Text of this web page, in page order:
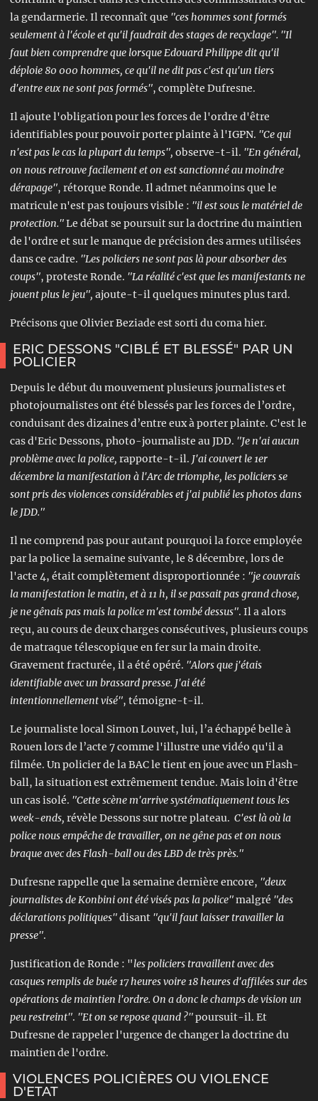
la gendarmerie. Il reconnaît que "ces hommes sont formés
seulement à l'école et qu'il faudrait des stages de recyclage". "Il
faut bien comprendre que lorsque Edouard Philippe dit qu'il
déploie 80 000 hommes, ce qu'il ne dit pas c'est qu'un tiers
d'entre eux ne sont pas formés", complète Dufresne.
Il ajoute l'obligation pour les forces de l'ordre d'être
identifiables pour pouvoir porter plainte à l'IGPN. "Ce qui
n'est pas le cas la plupart du temps", observe-t-il. "En général,
on nous retrouve facilement et on est sanctionné au moindre
dérapage", rétorque Ronde. Il admet néanmoins que le
matricule n'est pas toujours visible : "il est sous le matériel de
protection."Le débat se poursuit sur la doctrine du maintien
de l'ordre et sur le manque de précision des armes utilisées
dans ce cadre. "Les policiers ne sont pas là pour absorber des
coups", proteste Ronde. "La réalité c'est que les manifestants ne
jouent plus le jeu", ajoute-t-il quelques minutes plus tard.
Précisons que Olivier Beziade est sorti du coma hier.
ERIC DESSONS "CIBLÉ ET BLESSÉ" PAR UN
POLICIER
Depuis le début du mouvement plusieurs journalistes et
photojournalistes ont été blessés par les forces de l’ordre,
conduisant des dizaines d’entre eux à porter plainte. C'est le
cas d'Eric Dessons, photo-journaliste au JDD. "Je n'ai aucun
problèmeavec la police, rapporte-t-il. J'ai couvert le 1er
décembre la manifestation à l'Arc de triomphe, les policiers se
sont pris des violences considérables et j'ai publié les photos dans
le JDD."
Il ne comprend pas pour autant pourquoi la force employée
par la police la semaine suivante, le 8 décembre, lors de
l'acte 4, était complètement disproportionnée : "je couvrais
la manifestation le matin, et à 11 h, il se passait pas grand chose,
je ne gênais pas mais la police m'est tombé dessus". Il a alors
reçu, au cours de deux charges consécutives, plusieurs coups
de matraque télescopique en fer sur la main droite.
Gravement fracturée, il a été opéré. "Alors que j'étais
identifiableavec un brassard presse. J'ai été
intentionnellementvisé", témoigne-t-il.
Le journaliste local Simon Louvet, lui, l’a échappé belle à
Rouen lors de l’acte 7 comme l'illustre une vidéo qu'il a
filmée. Un policier de la BAC le tient en joue avec un Flash-
ball, la situation est extrêmement tendue. Mais loin d'être
un cas isolé. "Cette scène m'arrive systématiquement tous les
week-ends, révèle Dessons sur notre plateau. C'est là où la
police nous empêche de travailler, on ne gêne pas et on nous
braque avec des Flash-ball ou des LBD de très près."
Dufresne rappelle que la semaine dernière encore, "deux
journalistes de Konbini ont été visés pas la police"malgré "des
déclarations politiques"disant "qu'il faut laisser travailler la
presse".
Justification de Ronde : "les policiers travaillentavec des
casques remplis de buée 17 heures voire 18 heures d'affilées sur des
opérations de maintien l'ordre. On a donc le champs de vision un
peu restreint". "Et on se repose quand ?"poursuit-il. Et
Dufresne de rappeler l'urgence de changer la doctrine du
maintien de l'ordre.
VIOLENCES POLICIÈRES OU VIOLENCE
D'ETAT